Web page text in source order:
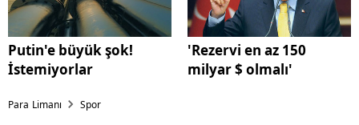
Putin'e büyük şok!
İstemiyorlar
'Rezervi en az 150
milyar $ olmalı'
Para Limanı Spor